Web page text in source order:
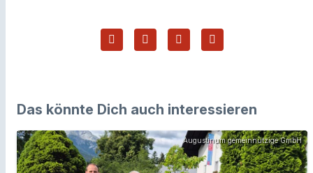
Das könnte Dich auch interessieren
Augustinum gemeinnützige GmbH